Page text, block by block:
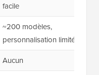
facile
~200 modèles,
personnalisation limitée
Aucun